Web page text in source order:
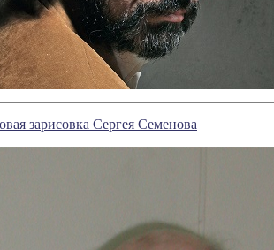
зарисовка Сергея Семенова